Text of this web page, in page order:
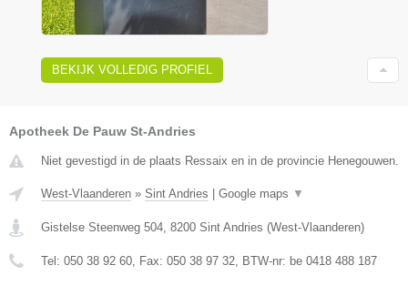
BEKIJK VOLLEDIG PROFIEL
Apotheek De Pauw St-Andries
Niet gevestigd in de plaats Ressaix en in de provincie Henegouwen.
West-Vlaanderen » Sint Andries | Google maps ▼
Gistelse Steenweg 504 8200 Sint Andries (West-Vlaanderen)
Tel: 050 38 92 60 , Fax: 050 38 97 32 , BTW-nr: be 0418 488 187